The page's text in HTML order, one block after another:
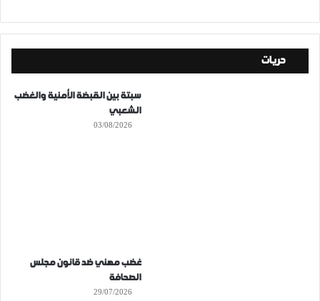
حريات
سبتة بين القبضة الأمنية والغضب
الشعبي
03/08/2026
غضب مهني ضد قانون مجلس
الصحافة
29/07/2026